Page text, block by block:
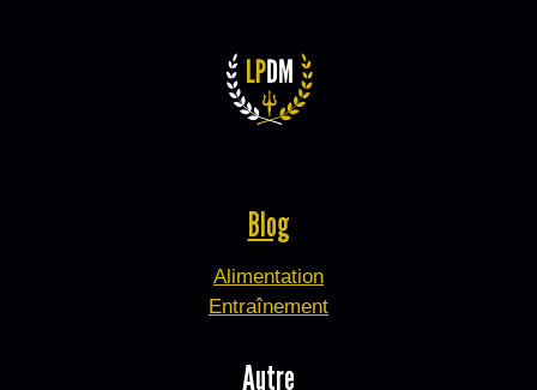
Blog
Alimentation
Entraînement
Autre